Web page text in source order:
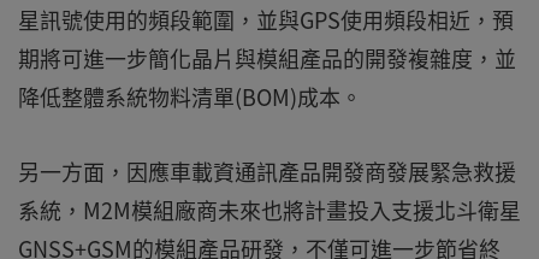
星訊號使用的頻段範圍，並與GPS使用頻段相近，預
期將可進一步簡化晶片與模組產品的開發複雜度，並
降低整體系統物料清單(BOM)成本。
另一方面，因應車載資通訊產品開發商發展緊急救援
系統，M2M模組廠商未來也將計畫投入支援北斗衛星
GNSS+GSM的模組產品研發，不僅可進一步節省終